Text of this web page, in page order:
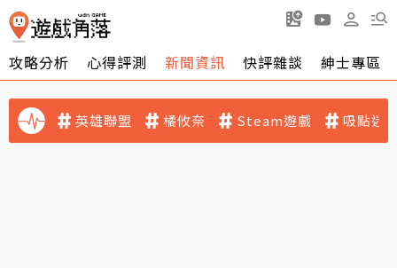
攻略分析 心得評測 新聞資訊 快評雜談 紳士專區
英雄聯盟 橘攸奈 Steam遊戲 吸點迷